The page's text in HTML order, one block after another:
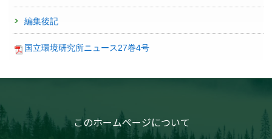
編集後記
国立環境研究所ニュース27巻4号
このホームページについて